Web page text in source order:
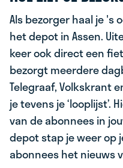
Als bezorger haal je 's
het depot in Assen.
keer ook direct een
bezorgt meerdere
Telegraaf, Volkskrant
je tevens je ‘looplijst’.
van de abonnees in
depot stap je weer op
abonnees het nieuws